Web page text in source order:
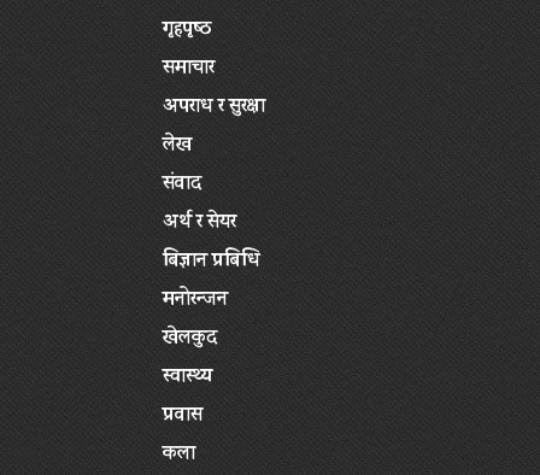
गृहपृष्‍ठ
समाचार
अपराध र सुरक्षा
लेख
संवाद
अर्थ र सेयर
बिज्ञान प्रबिधि
मनोरन्जन
खेलकुद
स्वास्थ्य
प्रवास
कला